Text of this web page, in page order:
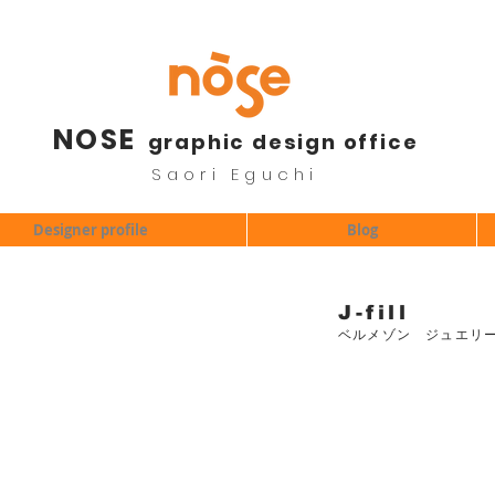
NOSE graphic design office
Saori Eguchi
Designer profile Blog
J-fill
ベルメゾン ジュエリ